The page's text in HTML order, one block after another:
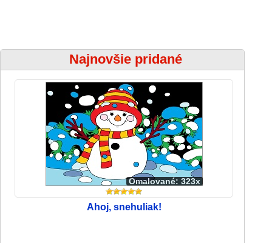
Najnovšie pridané
Omalované: 323x
Ahoj, snehuliak!